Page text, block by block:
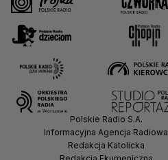
Polskie Radio S.A.
Informacyjna Agencja Radiowa
Redakcja Katolicka